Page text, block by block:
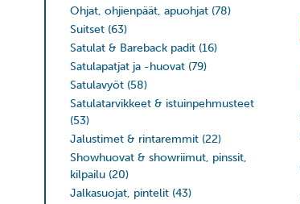
Ohjat, ohjienpäät, apuohjat (78)
Suitset (63)
Satulat & Bareback padit (16)
Satulapatjat ja -huovat (79)
Satulavyöt (58)
Satulatarvikkeet & istuinpehmusteet
(53)
Jalustimet & rintaremmit (22)
Showhuovat & showriimut, pinssit,
kilpailu (20)
Jalkasuojat, pintelit (43)